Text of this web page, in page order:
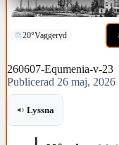
20°Vaggeryd
260607-Equmenia-v-23
Publicerad 26 maj, 2026
Lyssna